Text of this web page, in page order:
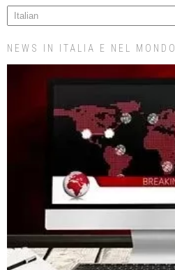
NEWS IN ITALIA E NEL MONDO